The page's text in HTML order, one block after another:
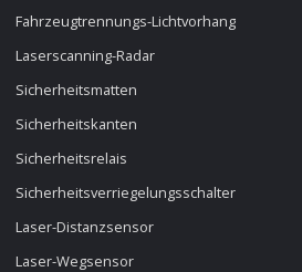
Fahrzeugtrennungs-Lichtvorhang
Laserscanning-Radar
Sicherheitsmatten
Sicherheitskanten
Sicherheitsrelais
Sicherheitsverriegelungsschalter
Laser-Distanzsensor
Laser-Wegsensor